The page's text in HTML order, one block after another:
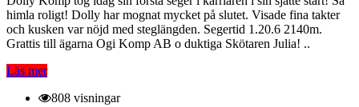
himla roligt! Dolly har mognat mycket på slutet. Visade fina takter
och kusken var nöjd med steglängden. Segertid 1.20.6 2140m.
Grattis till ägarna Ogi Komp AB o duktiga Skötaren Julia! ..
Läs mer
808 visningar